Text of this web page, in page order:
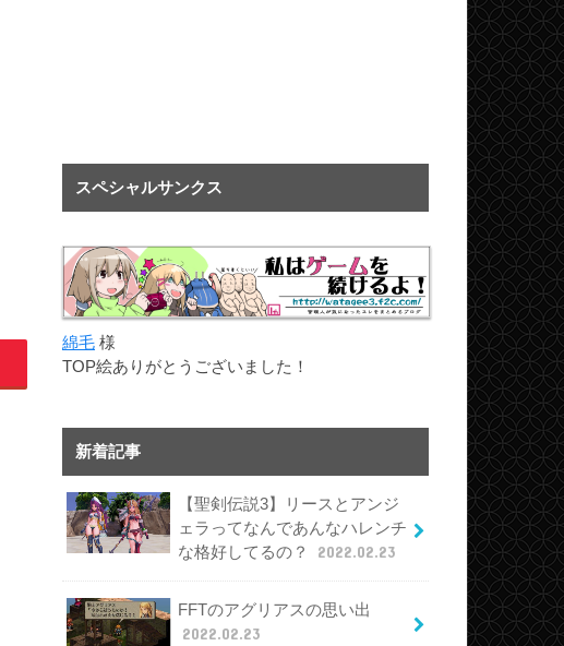
スペシャルサンクス
綿毛 様
TOP絵ありがとうございました！
新着記事
【聖剣伝説3】リースとアンジ
ェラってなんであんなハレンチ
な格好してるの？
2022.02.23
FFTのアグリアスの思い出
2022.02.23